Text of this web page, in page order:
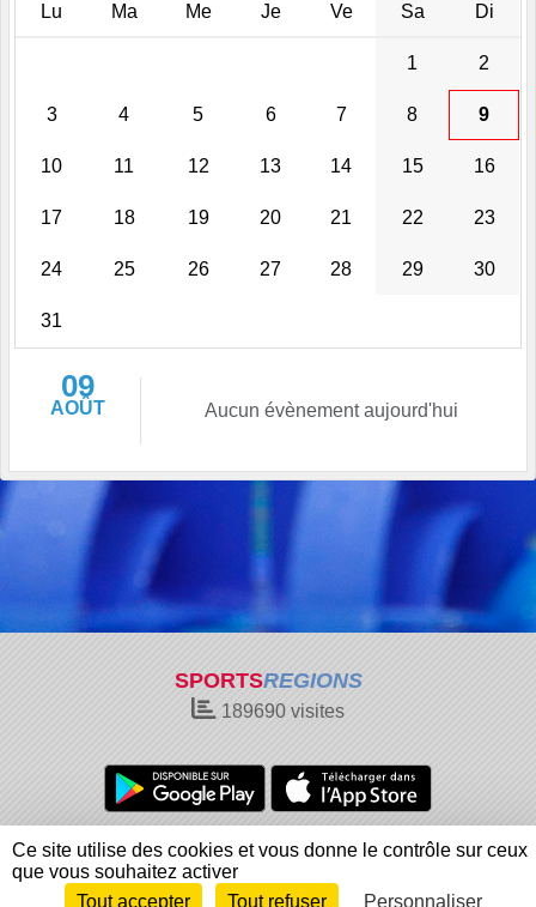
Lu Ma Me Je Ve Sa Di
1 2
3 4 5 6 7 8 9
10 11 12 13 14 15 16
17 18 19 20 21 22 23
24 25 26 27 28 29 30
31
09
AOÛT Aucun évènement aujourd'hui
SPORTSREGIONS
189690 visites
Charte cookies
Gestion des cookies
Informations légales
Signaler un contenu inapproprié
Envie de participer ?
Ce site utilise des cookies et vous donne le contrôle sur ceux
que vous souhaitez activer
Tout accepter
Tout refuser Personnaliser